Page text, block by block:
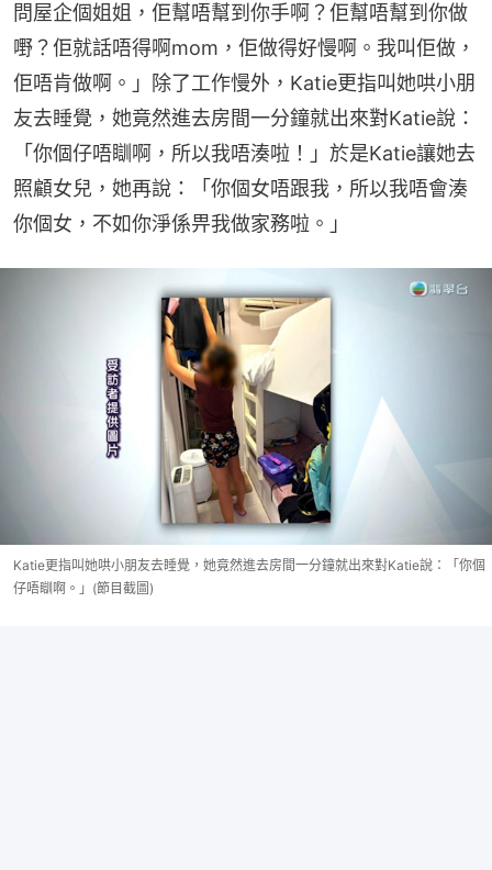
問屋企個姐姐，佢幫唔幫到你手啊？佢幫唔幫到你做
嘢？佢就話唔得啊mom，佢做得好慢啊。我叫佢做，
佢唔肯做啊。」除了工作慢外，Katie更指叫她哄小朋
友去睡覺，她竟然進去房間一分鐘就出來對Katie說：
「你個仔唔瞓啊，所以我唔湊啦！」於是Katie讓她去
照顧女兒，她再說：「你個女唔跟我，所以我唔會湊
你個女，不如你淨係畀我做家務啦。」
Katie更指叫她哄小朋友去睡覺，她竟然進去房間一分鐘就出來對Katie說：「你個
仔唔瞓啊。」(節目截圖)